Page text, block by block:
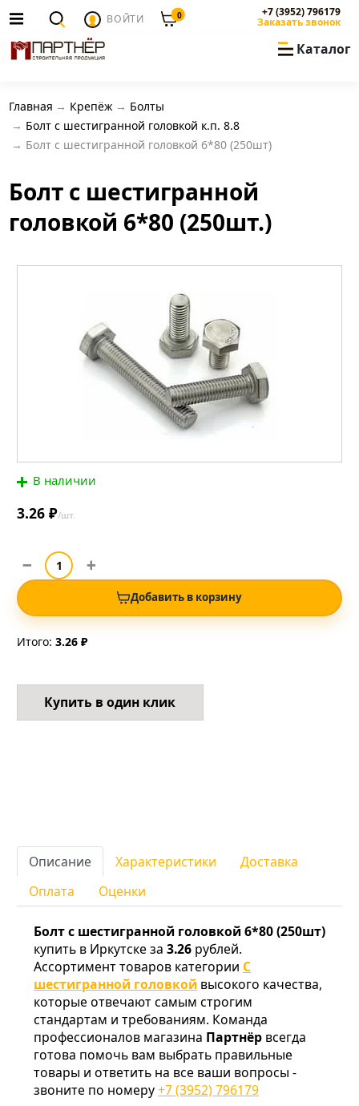
ВОЙТИ 0 +7 (3952) 796179
Заказать звонок
Каталог
Главная Крепёж
Болты
Болт с шестигранной головкой к.п. 8.8
Болт c шестигранной головкой 6*80 (250шт)
Болт c шестигранной
головкой 6*80 (250шт.)
В наличии
3.26 ₽/шт.
Добавить в корзину
Итого: 3.26 ₽
Купить в один клик
Описание Характеристики
Доставка
Оплата
Оценки
Болт c шестигранной головкой 6*80 (250шт)
купить в Иркутске за 3.26 рублей.
Ассортимент товаров категории С
шестигранной головкой высокого качества,
которые отвечают самым строгим
стандартам и требованиям. Команда
профессионалов магазина Партнёр всегда
готова помочь вам выбрать правильные
товары и ответить на все ваши вопросы -
звоните по номеру+7 (3952) 796179